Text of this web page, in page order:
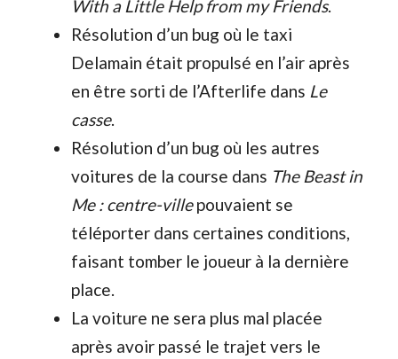
With a Little Help from my Friends.
Résolution d’un bug où le taxi
Delamain était propulsé en l’air après
en être sorti de l’Afterlife dans Le
casse.
Résolution d’un bug où les autres
voitures de la course dans The Beast in
Me : centre-villepouvaient se
téléporter dans certaines conditions,
faisant tomber le joueur à la dernière
place.
La voiture ne sera plus mal placée
après avoir passé le trajet vers le